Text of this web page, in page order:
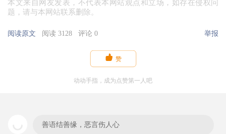
本文来自网友发表，不代表本网站观点和立场，如存在侵权问
题，请与本网站联系删除。
阅读原文 阅读 3128 评论 0 举报
 赞
动动手指，成为点赞第一人吧
善语结善缘，恶言伤人心